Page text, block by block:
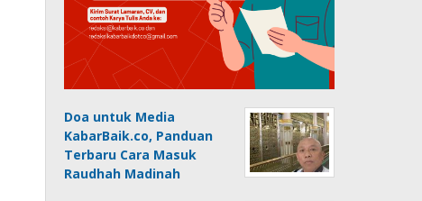
Doa untuk Media
KabarBaik.co, Panduan
Terbaru Cara Masuk
Raudhah Madinah